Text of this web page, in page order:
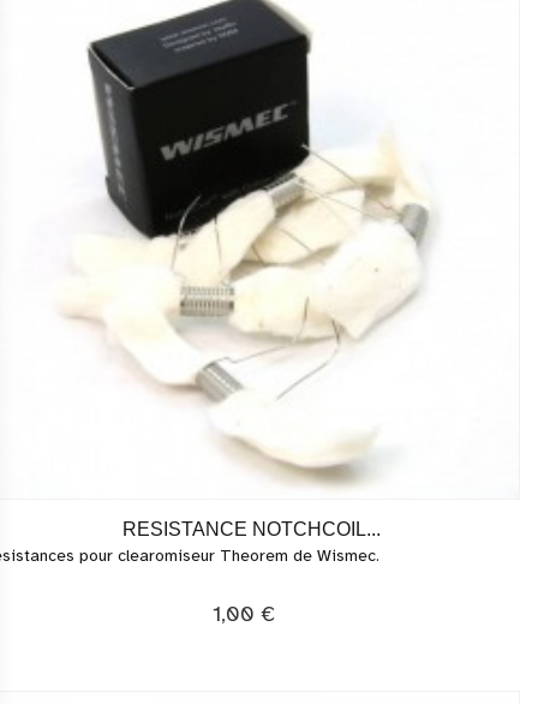
RESISTANCE NOTCHCOIL...
pour clearomiseur Theorem de Wismec.
1,00 €